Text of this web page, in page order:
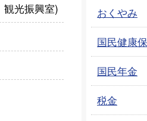
観光振興室)
おくやみ
国民健康
国民年金
税金